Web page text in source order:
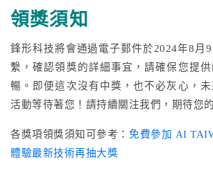
領獎須知
鋒形科技將會通過電子郵件於2024年8月
繫，確認領獎的詳細事宜，請確保您提
暢。即便這次沒有中獎，也不必灰心，
活動等待著您！請持續關注我們，期待您
各獎項領獎須知可參考： 免費參加 AI
體驗最新技術再抽大獎